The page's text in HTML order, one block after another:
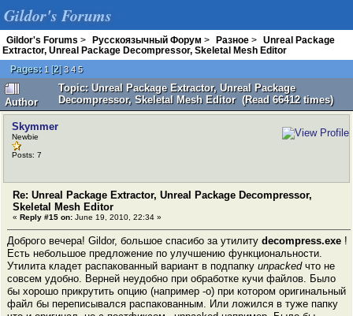
Gildor's Forums
Gildor's Forums > Русскоязычный Форум > Разное >
Unreal Package
Extractor, Unreal Package Decompressor, Skeletal Mesh Editor
Pages: 1 [2]3 4 5
Author
Topic: Unreal Package Extractor, Unreal Package
Decompressor, Skeletal Mesh Editor (Read 66412 times)
Skymmer
Newbie
Posts: 7
Re: Unreal Package Extractor, Unreal Package Decompressor,
Skeletal Mesh Editor
« Reply #15 on: June 19, 2010, 22:34 »
Доброго вечера! Gildor, большое спасибо за утилиту decompress.exe !
Есть небольшое предложение по улучшению функциональности.
Утилита кладет распакованный вариант в подпапку unpackedчто не
совсем удобно. Верней неудобно при обработке кучи файлов. Было
бы хорошо прикрутить опцию (например -o) при котором оригинальный
файл бы переписывался распакованным. Или ложился в туже папку